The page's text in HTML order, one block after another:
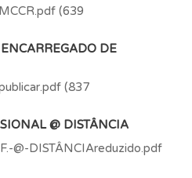
(639
DE
(837
@ DISTÂNCIA
@-DISTÂNCIAreduzido.pdf